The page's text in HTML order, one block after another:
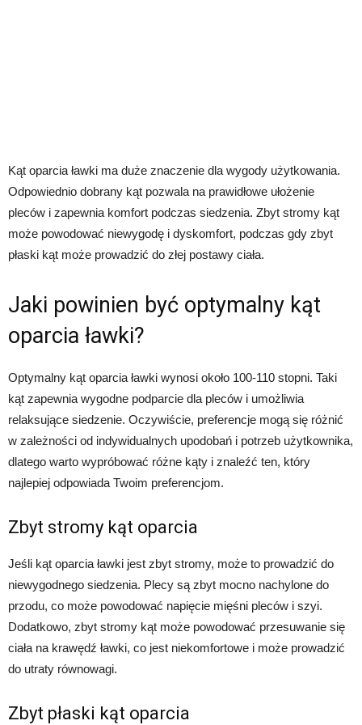
Kąt oparcia ławki ma duże znaczenie dla wygody użytkowania.
Odpowiednio dobrany kąt pozwala na prawidłowe ułożenie
pleców i zapewnia komfort podczas siedzenia. Zbyt stromy kąt
może powodować niewygodę i dyskomfort, podczas gdy zbyt
płaski kąt może prowadzić do złej postawy ciała.
Jaki powinien być optymalny kąt
oparcia ławki?
Optymalny kąt oparcia ławki wynosi około 100-110 stopni. Taki
kąt zapewnia wygodne podparcie dla pleców i umożliwia
relaksujące siedzenie. Oczywiście, preferencje mogą się różnić
w zależności od indywidualnych upodobań i potrzeb użytkownika,
dlatego warto wypróbować różne kąty i znaleźć ten, który
najlepiej odpowiada Twoim preferencjom.
Zbyt stromy kąt oparcia
Jeśli kąt oparcia ławki jest zbyt stromy, może to prowadzić do
niewygodnego siedzenia. Plecy są zbyt mocno nachylone do
przodu, co może powodować napięcie mięśni pleców i szyi.
Dodatkowo, zbyt stromy kąt może powodować przesuwanie się
ciała na krawędź ławki, co jest niekomfortowe i może prowadzić
do utraty równowagi.
Zbyt płaski kąt oparcia